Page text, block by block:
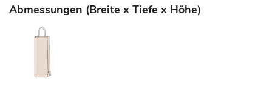
Abmessungen (Breite x Tiefe x Höhe)